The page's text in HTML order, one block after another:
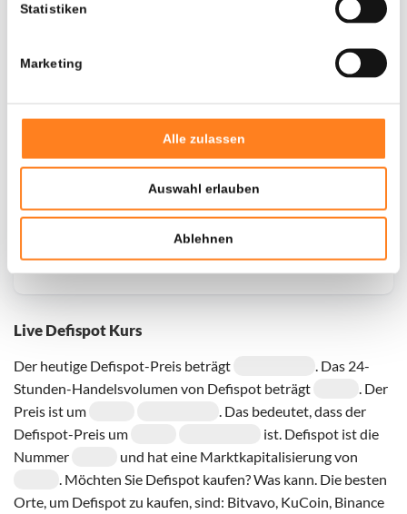
Statistiken
Marketing
Alle zulassen
Auswahl erlauben
Ablehnen
Live Defispot Kurs
Der heutige Defispot-Preis beträgt
. Das 24-
Stunden-Handelsvolumen von Defispot beträgt
. Der
Preis ist um
. Das bedeutet, dass der
Defispot-Preis um
ist. Defispot ist die
Nummer
und hat eine Marktkapitalisierung von
. Möchten Sie Defispot kaufen? Was kann. Die besten
Orte, um Defispot zu kaufen, sind: Bitvavo, KuCoin, Binance
Door een fout konden er geen gegevens worden
opgehaald, probeer het later opnieuw.